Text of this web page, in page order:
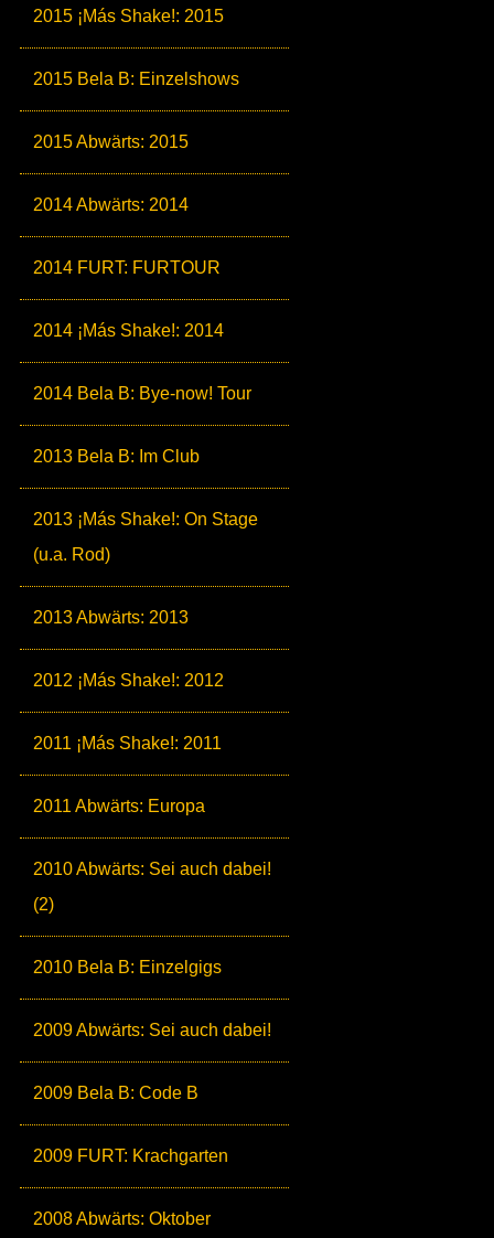
2015 ¡Más Shake!: 2015
2015 Bela B: Einzelshows
2015 Abwärts: 2015
2014 Abwärts: 2014
2014 FURT: FURTOUR
2014 ¡Más Shake!: 2014
2014 Bela B: Bye-now! Tour
2013 Bela B: Im Club
2013 ¡Más Shake!: On Stage
(u.a. Rod)
2013 Abwärts: 2013
2012 ¡Más Shake!: 2012
2011 ¡Más Shake!: 2011
2011 Abwärts: Europa
2010 Abwärts: Sei auch dabei!
(2)
2010 Bela B: Einzelgigs
2009 Abwärts: Sei auch dabei!
2009 Bela B: Code B
2009 FURT: Krachgarten
2008 Abwärts: Oktober